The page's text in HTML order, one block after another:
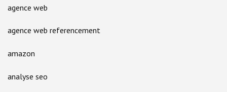
agence web
agence web referencement
amazon
analyse seo